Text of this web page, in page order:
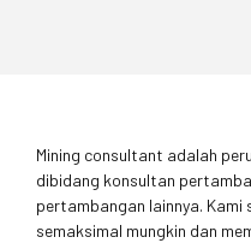
Mining consultant adalah
dibidang konsultan
pertambangan lainnya. Kami
semaksimal mungkin dan